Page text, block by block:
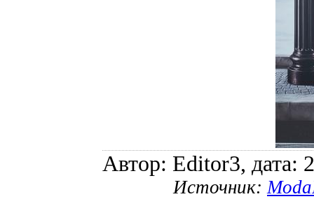
Автор: Editor3, дата:
Источник: